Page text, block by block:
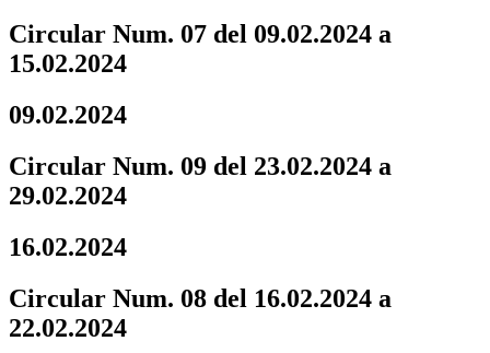
Circular Num. 07 del 09.02.2024 a
15.02.2024
09.02.2024
Circular Num. 09 del 23.02.2024 a
29.02.2024
16.02.2024
Circular Num. 08 del 16.02.2024 a
22.02.2024